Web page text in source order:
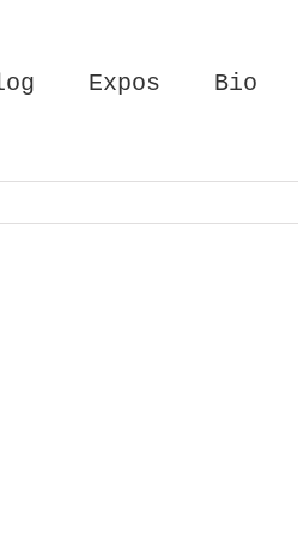
Expos Bio